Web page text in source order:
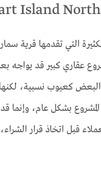
التي تقدمها قرية
عقاري كبير قد يواجه
البعض كعيوب نسبية،
المشروع بشكل عام، وإنما
قبل اتخاذ قرار